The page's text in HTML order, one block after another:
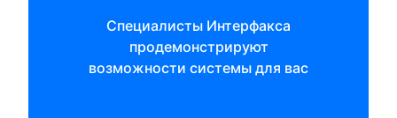
Специалисты Интерфакса
продемонстрируют
возможности системы для вас